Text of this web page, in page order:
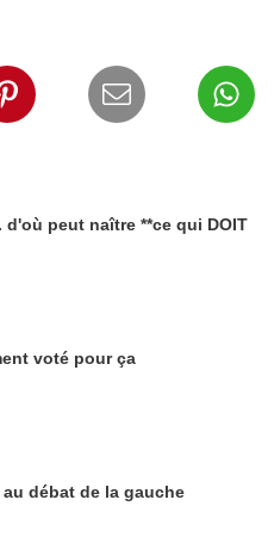
peut naître **ce qui DOIT
voté pour ça
débat de la gauche